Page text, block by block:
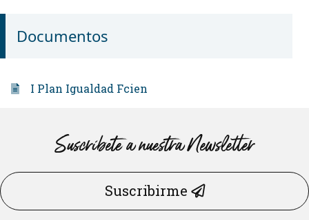
Documentos
I Plan Igualdad Fcien
Suscríbete a nuestra Newsletter
Suscribirme